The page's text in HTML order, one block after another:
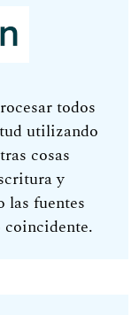
todos
utilizando
cosas
y
las fuentes
coincidente.